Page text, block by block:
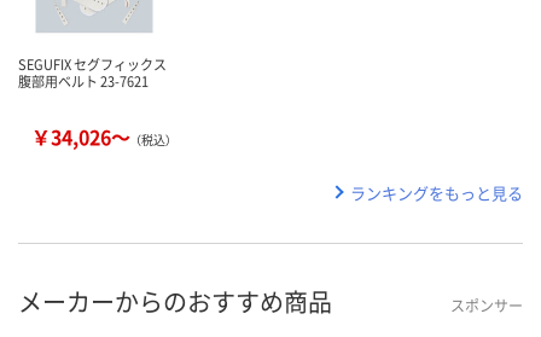
SEGUFIX セグフィックス
腹部用ベルト 23-7621
￥34,026～ （税込）
ランキングをもっと見る
メーカーからのおすすめ商品 スポンサー